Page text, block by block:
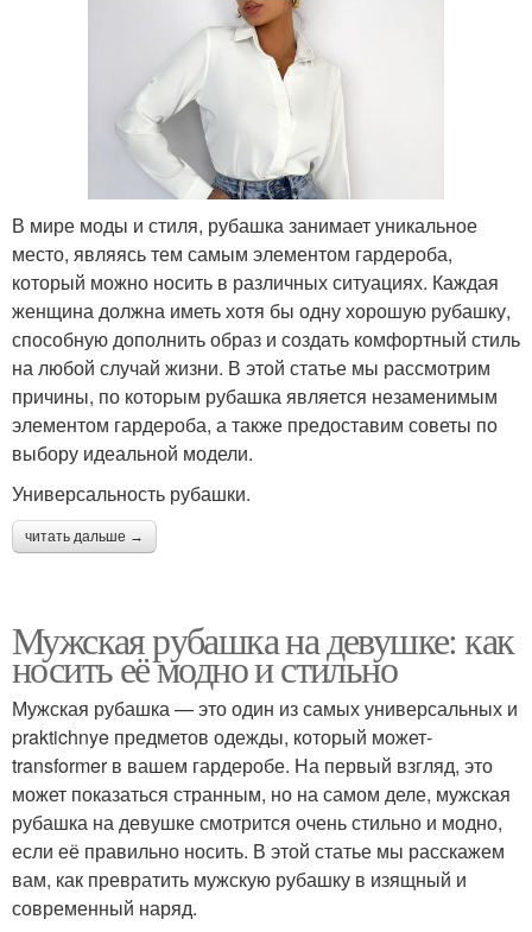
В мире моды и стиля, рубашка занимает уникальное
место, являясь тем самым элементом гардероба,
который можно носить в различных ситуациях. Каждая
женщина должна иметь хотя бы одну хорошую рубашку,
способную дополнить образ и создать комфортный стиль
на любой случай жизни. В этой статье мы рассмотрим
причины, по которым рубашка является незаменимым
элементом гардероба, а также предоставим советы по
выбору идеальной модели.
Универсальность рубашки.
читать дальше →
Мужская рубашка на девушке: как
носить её модно и стильно
Мужская рубашка — это один из самых универсальных и
praktichnye предметов одежды, который может-
transformer в вашем гардеробе. На первый взгляд, это
может показаться странным, но на самом деле, мужская
рубашка на девушке смотрится очень стильно и модно,
если её правильно носить. В этой статье мы расскажем
вам, как превратить мужскую рубашку в изящный и
современный наряд.